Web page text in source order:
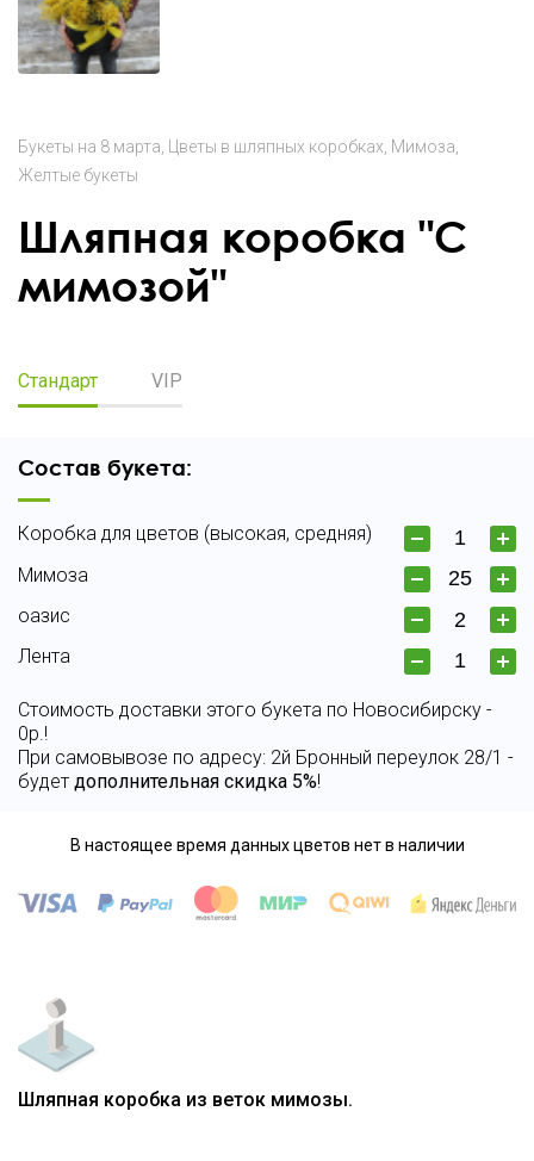
Букеты на 8 марта Цветы в шляпных коробках Мимоза
Желтые букеты
Шляпная коробка "С
мимозой"
Стандарт VIP
Состав букета:
Коробка для цветов (высокая, средняя)
Мимоза
оазис
Лента
Стоимость доставки этого букета по Новосибирску -
0р.!
При самовывозе по адресу: 2й Бронный переулок 28/1 -
будет дополнительная скидка 5%!
В настоящее время данных цветов нет в наличии
Шляпная коробка из веток мимозы.